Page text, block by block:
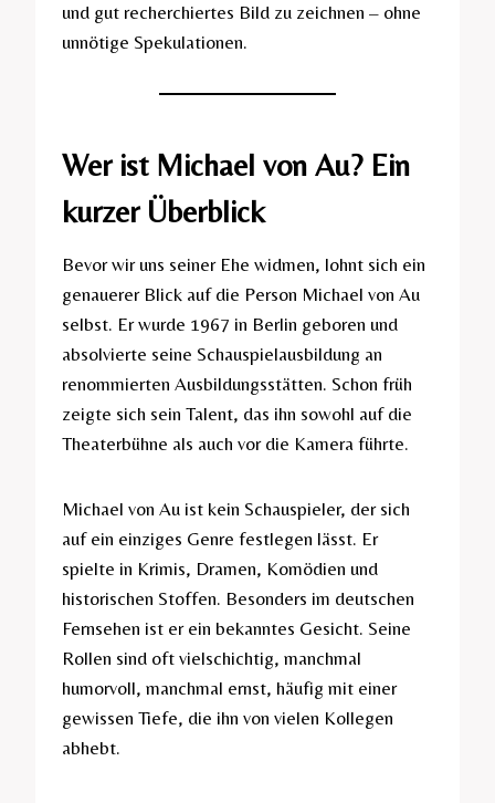
und gut recherchiertes Bild zu zeichnen – ohne
unnötige Spekulationen.
Wer ist Michael von Au? Ein
kurzer Überblick
Bevor wir uns seiner Ehe widmen, lohnt sich ein
genauerer Blick auf die Person Michael von Au
selbst. Er wurde 1967 in Berlin geboren und
absolvierte seine Schauspielausbildung an
renommierten Ausbildungsstätten. Schon früh
zeigte sich sein Talent, das ihn sowohl auf die
Theaterbühne als auch vor die Kamera führte.
Michael von Au ist kein Schauspieler, der sich
auf ein einziges Genre festlegen lässt. Er
spielte in Krimis, Dramen, Komödien und
historischen Stoffen. Besonders im deutschen
Fernsehen ist er ein bekanntes Gesicht. Seine
Rollen sind oft vielschichtig, manchmal
humorvoll, manchmal ernst, häufig mit einer
gewissen Tiefe, die ihn von vielen Kollegen
abhebt.